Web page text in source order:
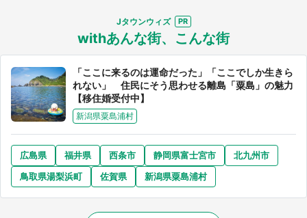
Jタウンウィズ
withあんな街、こんな街
「ここに来るのは運命だった」「ここでしか生きら
れない」 住民にそう思わせる離島「粟島」の魅力
【移住婚受付中】
新潟県粟島浦村
広島県 福井県 西条市 静岡県富士宮市
北九州市
鳥取県湯梨浜町
佐賀県 新潟県粟島浦村